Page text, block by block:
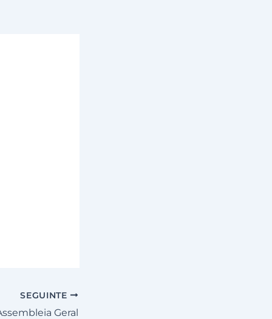
SEGUINTE
Geral